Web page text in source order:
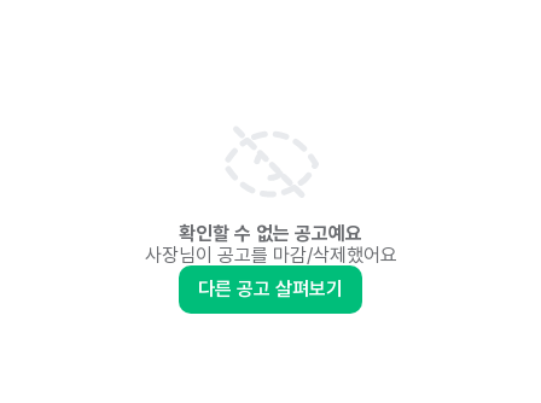
확인할 수 없는 공고예요
사장님이 공고를 마감/삭제했어요
다른 공고 살펴보기